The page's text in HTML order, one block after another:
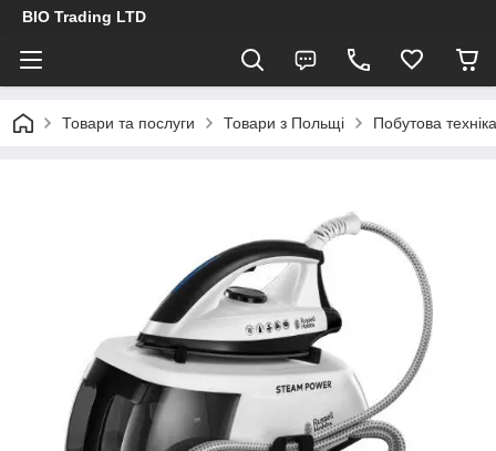
BIO Trading LTD
Товари та послуги Товари з Польщі Побутова техніка